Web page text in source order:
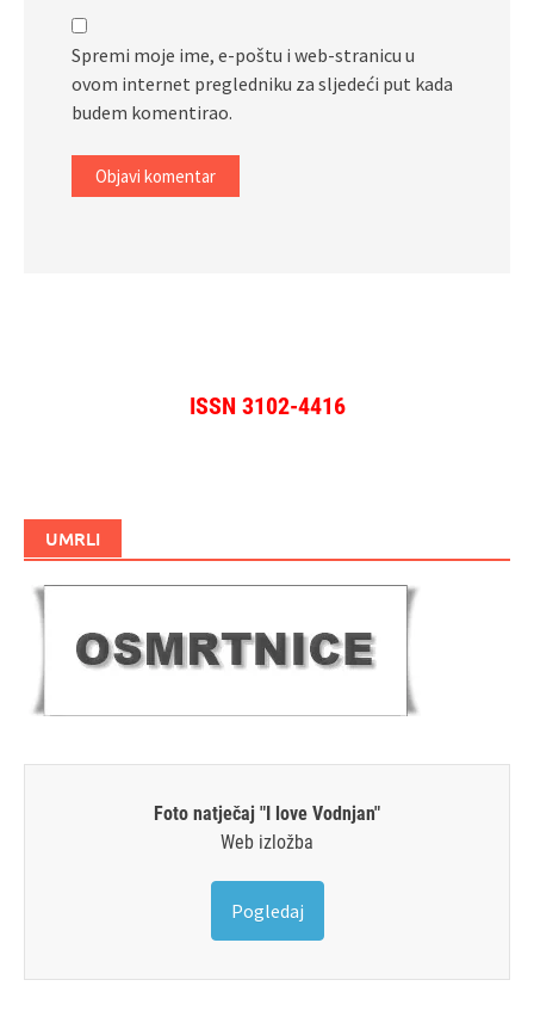
Spremi moje ime, e-poštu i web-stranicu u
ovom internet pregledniku za sljedeći put kada
budem komentirao.
ISSN 3102-4416
UMRLI
Foto natječaj "I love Vodnjan"
Web izložba
Pogledaj